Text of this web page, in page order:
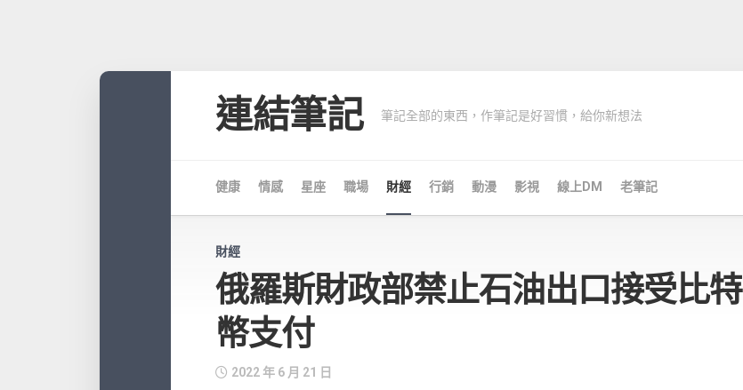
連結筆記 筆記全部的東西，作筆記是好習慣，給你新想法
健康 情感 星座 職場 財經 行銷 動漫 影視 線上DM 老筆記
財經
俄羅斯財政部禁止石油出口接受比特
幣支付
2022 年 6 月 21 日